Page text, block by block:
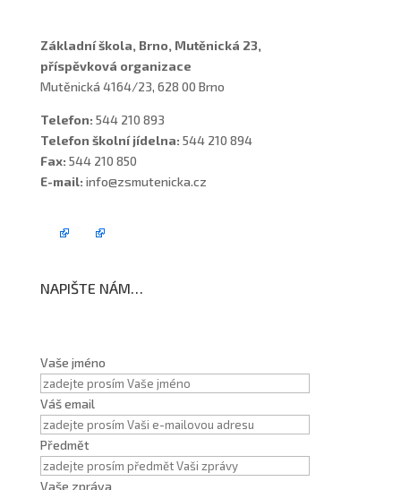
Základní škola, Brno, Mutěnická 23,
příspěvková organizace
Mutěnická 4164/23, 628 00 Brno
Telefon: 544 210 893
Telefon školní jídelna: 544 210 894
Fax: 544 210 850
E-mail: info@zsmutenicka.cz
NAPIŠTE NÁM…
Vaše jméno
Váš email
Předmět
Vaše zpráva